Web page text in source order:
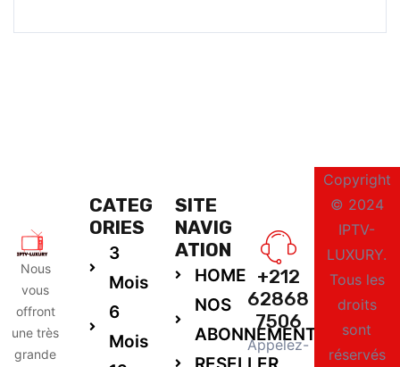
Nous
vous
offront
une très
grande
CATEG
ORIES
3
Mois
6
Mois
SITE
NAVIG
ATION
HOME
NOS
ABONNEMENTS
+212
62868
7506
Appelez-
Copyright
© 2024
IPTV-
LUXURY.
Tous les
droits
sont
réservés